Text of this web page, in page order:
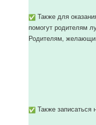
Также для
помогут родителям
Родителям,
Также записаться